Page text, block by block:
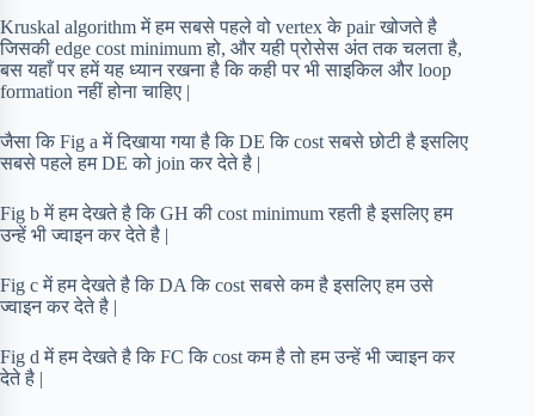
Kruskal algorithm में हम सबसे पहले वो vertex के pair खोजते है
जिसकी edge cost minimum हो, और यही प्रोसेस अंत तक चलता है,
बस यहाँ पर हमें यह ध्यान रखना है कि कही पर भी साइकिल और loop
formation नहीं होना चाहिए |
जैसा कि Fig a में दिखाया गया है कि DE कि cost सबसे छोटी है इसलिए
सबसे पहले हम DE को join कर देते है |
Fig b में हम देखते है कि GH की cost minimum रहती है इसलिए हम
उन्हें भी ज्वाइन कर देते है |
Fig c में हम देखते है कि DA कि cost सबसे कम है इसलिए हम उसे
ज्वाइन कर देते है |
Fig d में हम देखते है कि FC कि cost कम है तो हम उन्हें भी ज्वाइन कर
देते है |